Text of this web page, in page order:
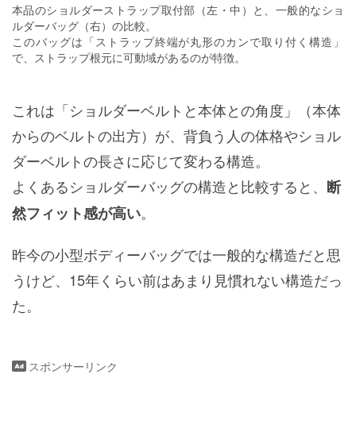
本品のショルダーストラップ取付部（左・中）と、一般的なショ
ルダーバッグ（右）の比較。
このバッグは「ストラップ終端が丸形のカンで取り付く構造」
で、ストラップ根元に可動域があるのが特徴。
これは「ショルダーベルトと本体との角度」（本体
からのベルトの出方）が、背負う人の体格やショル
ダーベルトの長さに応じて変わる構造。
よくあるショルダーバッグの構造と比較すると、 断
然フィット感が高い。
昨今の小型ボディーバッグでは一般的な構造だと思
うけど、15年くらい前はあまり見慣れない構造だっ
た。
スポンサーリンク